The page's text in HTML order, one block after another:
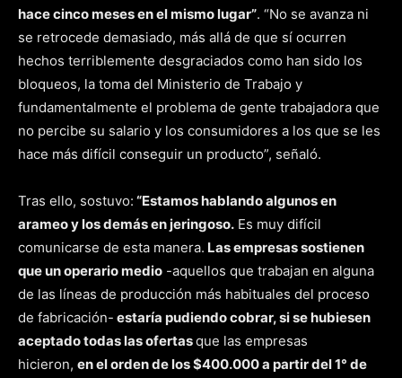
hace cinco meses en el mismo lugar”. “No se avanza ni
se retrocede demasiado, más allá de que sí ocurren
hechos terriblemente desgraciados como han sido los
bloqueos, la toma del Ministerio de Trabajo y
fundamentalmente el problema de gente trabajadora que
no percibe su salario y los consumidores a los que se les
hace más difícil conseguir un producto”, señaló.
Tras ello, sostuvo: “Estamos hablando algunos en
arameo y los demás en jeringoso. Es muy difícil
comunicarse de esta manera. Las empresas sostienen
que un operario medio -aquellos que trabajan en alguna
de las líneas de producción más habituales del proceso
de fabricación- estaría pudiendo cobrar, si se hubiesen
aceptado todas las ofertasque las empresas
hicieron, en el orden de los $400.000 a partir del 1° de